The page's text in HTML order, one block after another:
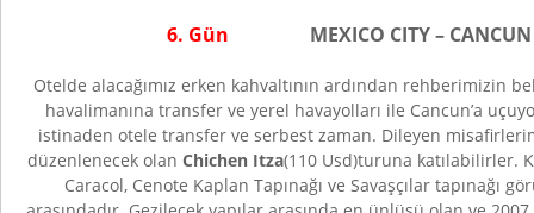
6. Gün MEXICO CITY – CANCUN
Otelde alacağımız erken kahvaltının ardından rehberimizin
havalimanına transfer ve yerel havayolları ile Cancun’a
istinaden otele transfer ve serbest zaman. Dileyen
düzenlenecek olan Chichen Itza(110 Usd)turuna katılabilirler.
Caracol, Cenote Kaplan Tapınağı ve Savaşçılar tapınağı